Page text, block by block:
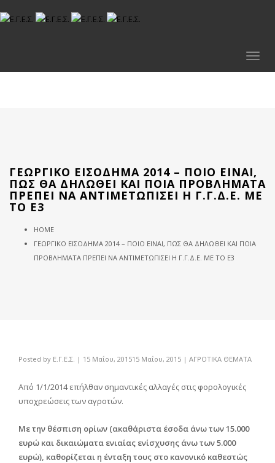
Toggle
ΓΕΩΡΓΙΚΌ ΕΙΣΌΔΗΜΑ 2014 – ΠΟΙΟ ΕΊΝΑΙ,
ΠΩΣ ΘΑ ΔΗΛΩΘΕΊ ΚΑΙ ΠΟΙΑ ΠΡΟΒΛΉΜΑΤΑ
ΠΡΈΠΕΙ ΝΑ ΑΝΤΙΜΕΤΩΠΊΣΕΙ Η Γ.Γ.Δ.Ε. ΜΕ
ΤΟ Ε3
HOME
ΓΕΩΡΓΙΚΌ ΕΙΣΌΔΗΜΑ 2014 – ΠΟΙΟ ΕΊΝΑΙ, ΠΩΣ ΘΑ ΔΗΛΩΘΕΊ ΚΑΙ ΠΟΙΑ
ΠΡΟΒΛΉΜΑΤΑ ΠΡΈΠΕΙ ΝΑ ΑΝΤΙΜΕΤΩΠΊΣΕΙ Η Γ.Γ.Δ.Ε. ΜΕ ΤΟ Ε3
Posted by Ε.Γ.Ε.Σ. | 15 Μαΐου, 201515 Μαΐου, 2015 | ΑΓΡΟΤΙΚΑ ΘΕΜΑΤΑ
Από 1/1/2014 επήλθαν σημαντικές αλλαγές στις φορολογικές
υποχρεώσεις των αγροτών.
Με την θέσπιση ορίων (ακαθάριστα έσοδα άνω των 15.000
ευρώ και δικαιώματα ενιαίας ενίσχυσης άνω των 5.000
ευρώ), καθορίζεται η ένταξη τους στο κανονικό καθεστώς